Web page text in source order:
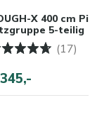
X 400 cm
5-teilig
(17)